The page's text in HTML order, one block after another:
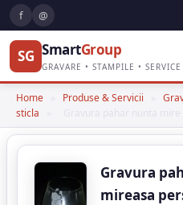
f @
SG SmartGroup
GRAVARE • STAMPILE • SERVICE
Home Produse & Servicii
sticla
Gravura
mireasa